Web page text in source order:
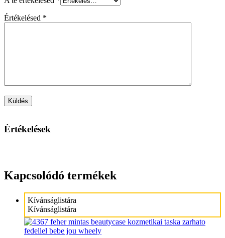
Értékelésed *
Értékelések
Kapcsolódó termékek
Kívánságlistára
Kívánságlistára